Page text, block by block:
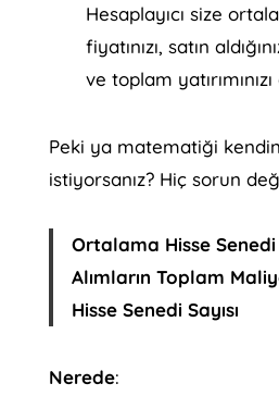
Hesaplayıcı size
fiyatınızı, satın
ve toplam
Peki ya matematiği
istiyorsanız? Hiç sorun
Ortalama Hisse Senedi
Alımların Toplam
Hisse Senedi Sayısı
Nerede: